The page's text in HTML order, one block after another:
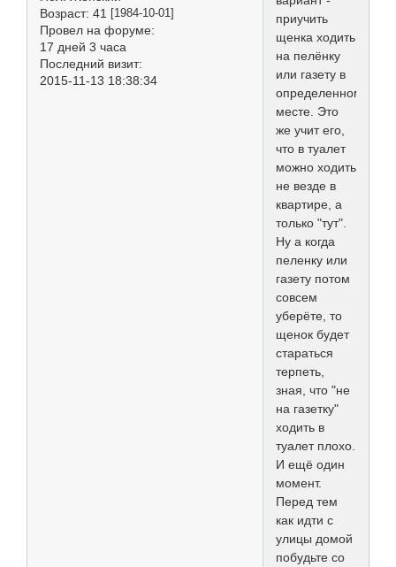
Возраст: 41 [1984-10-01]
Провел на форуме:
17 дней 3 часа
Последний визит:
2015-11-13 18:38:34
приучить
щенка ходить
на пелёнку
или газету в
определенном
месте. Это
же учит его,
что в туалет
можно ходить
не везде в
квартире, а
только "тут".
Ну а когда
пеленку или
газету потом
совсем
уберёте, то
щенок будет
стараться
терпеть,
зная, что "не
на газетку"
ходить в
туалет плохо.
И ещё один
момент.
Перед тем
как идти с
улицы домой
побудьте со